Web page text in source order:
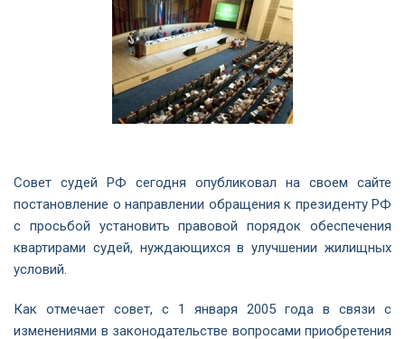
Совет судей РФ сегодня опубликовал на своем сайте
постановление о направлении обращения к президенту РФ
с просьбой установить правовой порядок обеспечения
квартирами судей, нуждающихся в улучшении жилищных
условий.
Как отмечает совет, с 1 января 2005 года в связи с
изменениями в законодательстве вопросами приобретения